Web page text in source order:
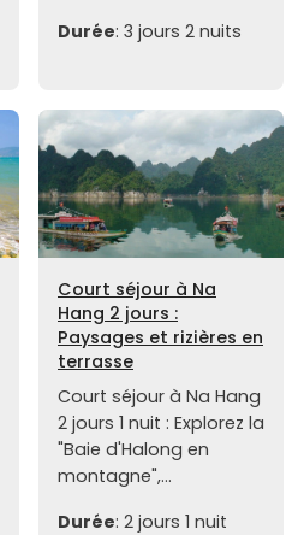
Durée: 3 jours 2 nuits
Court séjour à Na
Hang 2 jours :
Paysages et rizières en
terrasse
Court séjour à Na Hang
2 jours 1 nuit : Explorez la
"Baie d'Halong en
montagne",...
Durée: 2 jours 1 nuit